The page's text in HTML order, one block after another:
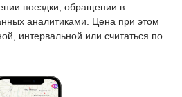
поездки, обращении в
аналитиками. Цена при этом
интервальной или считаться по